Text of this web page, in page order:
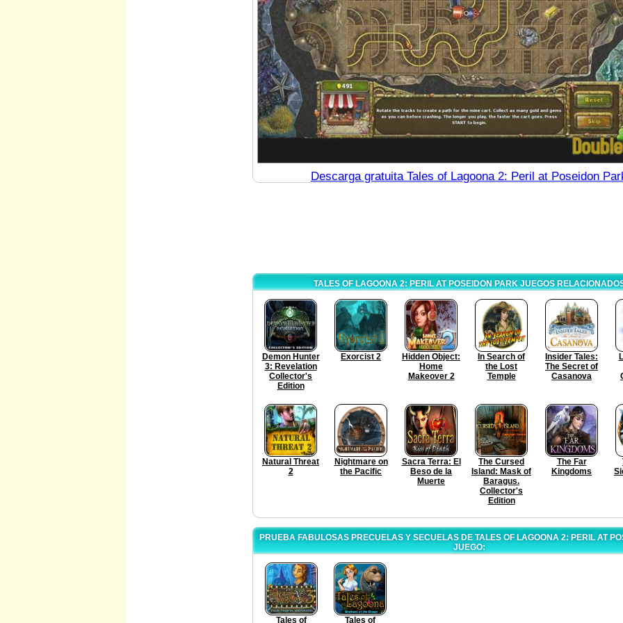
Descarga gratuita Tales of Lagoona 2: Peril at Poseidon
TALES OF LAGOONA 2: PERIL AT POSEIDON PARK JUEGOS
Demon Hunter
3: Revelation
Collector's
Edition
Exorcist 2
Hidden Object:
Home
Makeover 2
In Search of
the Lost
Temple
Insider Tales:
The Secret of
Casanova
Natural Threat
2
Nightmare on
the Pacific
Sacra Terra: El
Beso de la
Muerte
The Cursed
Island: Mask of
Baragus.
Collector's
Edition
The Far
Kingdoms
PRUEBA FABULOSAS PRECUELAS Y SECUELAS DE TALES OF LAGOONA 2: PERIL AT
JUEGO:
Tales of Tales of